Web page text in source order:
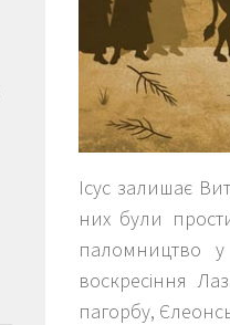
Ісус залишає
них були
паломництво
воскресіння
пагорбу,